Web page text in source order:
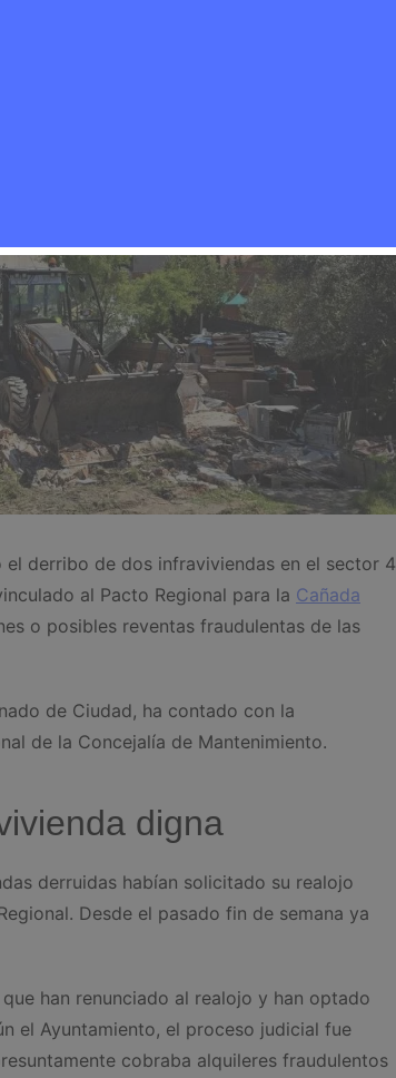
derribo de dos infraviviendas en el sector 4
al Pacto Regional para la Cañada
o posibles reventas fraudulentas de las
de Ciudad, ha contado con la
de la Concejalía de Mantenimiento.
digna
derruidas habían solicitado su realojo
Desde el pasado fin de semana ya
han renunciado al realojo y han optado
el Ayuntamiento, el proceso judicial fue
cobraba alquileres fraudulentos